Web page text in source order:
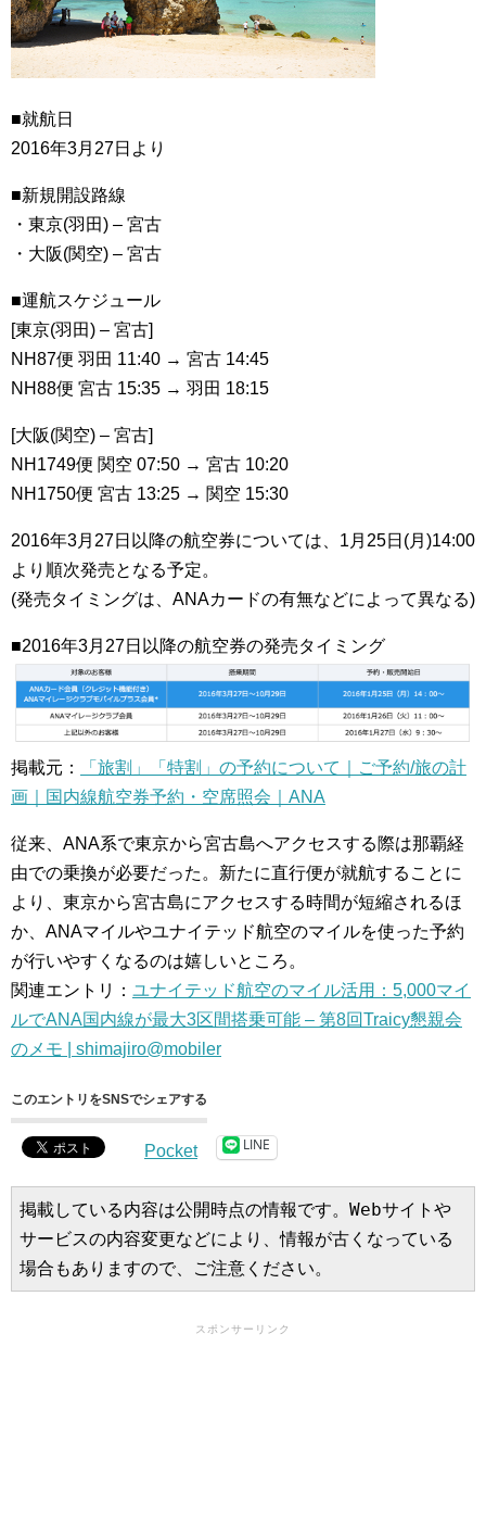
■就航日
2016年3月27日より
■新規開設路線
・東京(羽田) – 宮古
・大阪(関空) – 宮古
■運航スケジュール
[東京(羽田) – 宮古]
NH87便 羽田 11:40 → 宮古 14:45
NH88便 宮古 15:35 → 羽田 18:15
[大阪(関空) – 宮古]
NH1749便 関空 07:50 → 宮古 10:20
NH1750便 宮古 13:25 → 関空 15:30
2016年3月27日以降の航空券については、1月25日(月)14:00
より順次発売となる予定。
(発売タイミングは、ANAカードの有無などによって異なる)
■2016年3月27日以降の航空券の発売タイミング
掲載元：
「旅割」「特割」の予約について｜ご予約/旅の計
画｜国内線航空券予約・空席照会｜ANA
従来、ANA系で東京から宮古島へアクセスする際は那覇経
由での乗換が必要だった。新たに直行便が就航することに
より、東京から宮古島にアクセスする時間が短縮されるほ
か、ANAマイルやユナイテッド航空のマイルを使った予約
が行いやすくなるのは嬉しいところ。
関連エントリ： ユナイテッド航空のマイル活用：5,000マイ
ルでANA国内線が最大3区間搭乗可能 – 第8回Traicy懇親会
のメモ | shimajiro@mobiler
このエントリをSNSでシェアする
Pocket LINE
掲載している内容は公開時点の情報です。Webサイトや
サービスの内容変更などにより、情報が古くなっている
場合もありますので、ご注意ください。
スポンサーリンク